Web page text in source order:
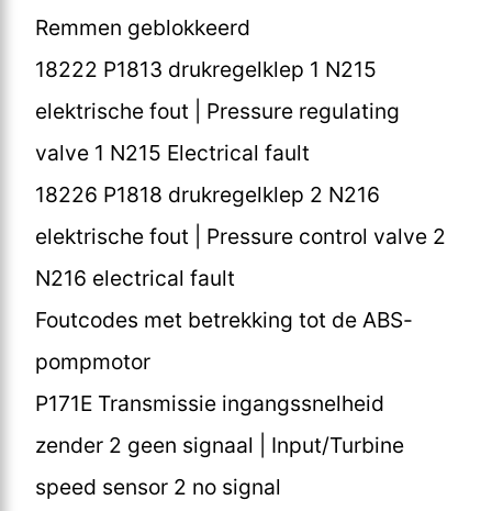
Remmen geblokkeerd
18222 P1813 drukregelklep 1 N215
elektrische fout | Pressure regulating
valve 1 N215 Electrical fault
18226 P1818 drukregelklep 2 N216
elektrische fout | Pressure control valve 2
N216 electrical fault
Foutcodes met betrekking tot de ABS-
pompmotor
P171E Transmissie ingangssnelheid
zender 2 geen signaal | Input/Turbine
speed sensor 2 no signal